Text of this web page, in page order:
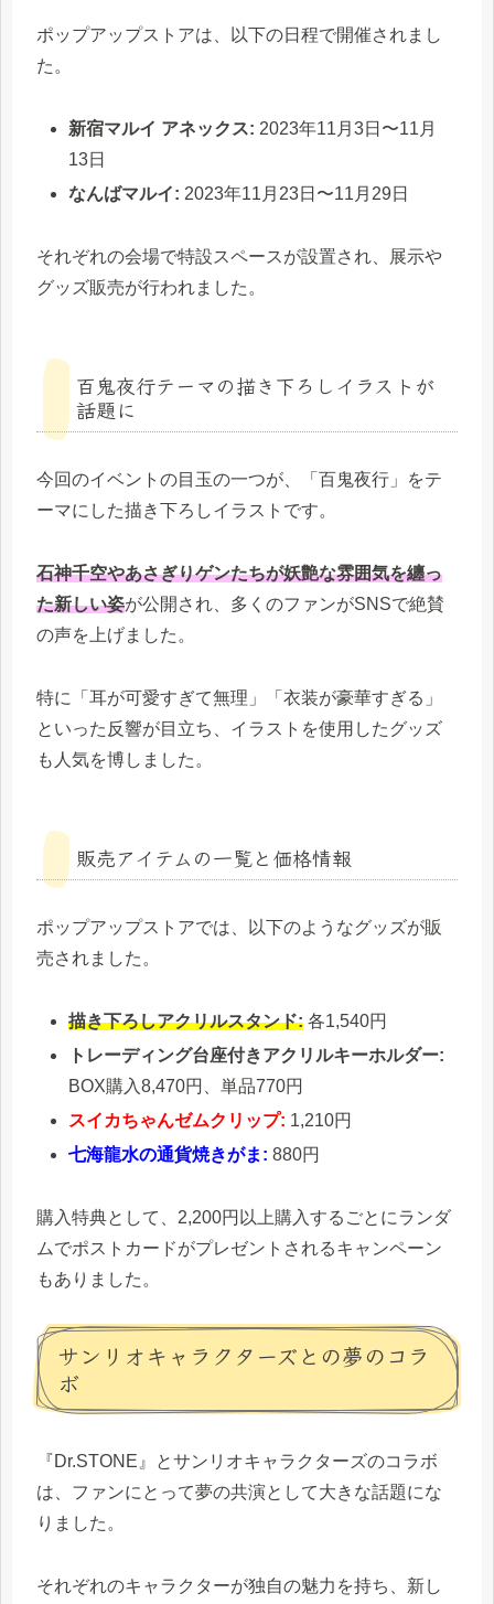
ポップアップストアは、以下の日程で開催されまし
た。
新宿マルイ アネックス: 2023年11月3日〜11月
13日
なんばマルイ: 2023年11月23日〜11月29日
それぞれの会場で特設スペースが設置され、展示や
グッズ販売が行われました。
百鬼夜行テーマの描き下ろしイラストが
話題に
今回のイベントの目玉の一つが、「百鬼夜行」をテ
ーマにした描き下ろしイラストです。
石神千空やあさぎりゲンたちが妖艶な雰囲気を纏っ
た新しい姿が公開され、多くのファンがSNSで絶賛
の声を上げました。
特に「耳が可愛すぎて無理」「衣装が豪華すぎる」
といった反響が目立ち、イラストを使用したグッズ
も人気を博しました。
販売アイテムの一覧と価格情報
ポップアップストアでは、以下のようなグッズが販
売されました。
描き下ろしアクリルスタンド: 各1,540円
トレーディング台座付きアクリルキーホルダー:
BOX購入8,470円、単品770円
スイカちゃんゼムクリップ: 1,210円
七海龍水の通貨焼きがま: 880円
購入特典として、2,200円以上購入するごとにランダ
ムでポストカードがプレゼントされるキャンペーン
もありました。
サンリオキャラクターズとの夢のコラ
ボ
『Dr.STONE』とサンリオキャラクターズのコラボ
は、ファンにとって夢の共演として大きな話題にな
りました。
それぞれのキャラクターが独自の魅力を持ち、新し